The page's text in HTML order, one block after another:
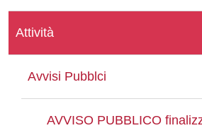
Attività
Avvisi Pubblci
AVVISO PUBBLICO